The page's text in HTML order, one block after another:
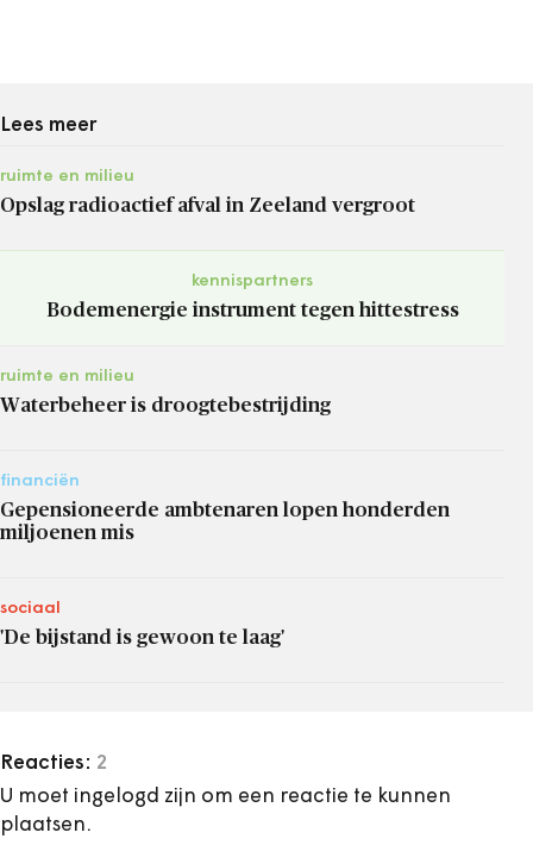
Lees meer
ruimte en milieu
Opslag radioactief afval in Zeeland vergroot
kennispartners
Bodemenergie instrument tegen hittestress
ruimte en milieu
Waterbeheer is droogtebestrijding
financiën
Gepensioneerde ambtenaren lopen honderden
miljoenen mis
sociaal
'De bijstand is gewoon te laag'
Reacties: 2
U moet ingelogd zijn om een reactie te kunnen
plaatsen.